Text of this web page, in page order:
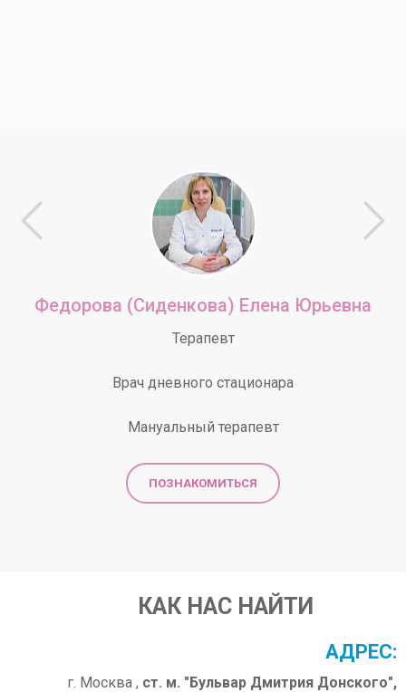
Федорова (Сиденкова) Елена Юрьевна
Терапевт
Врач дневного стационара
Мануальный терапевт
ПОЗНАКОМИТЬСЯ
КАК НАС НАЙТИ
АДРЕС:
г. Москва , ст. м. "Бульвар Дмитрия Донского",